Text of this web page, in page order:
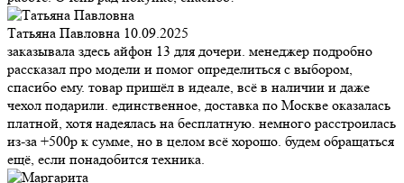
Татьяна Павловна 10.09.2025
заказывала здесь айфон 13 для дочери. менеджер подробно
рассказал про модели и помог определиться с выбором,
спасибо ему. товар пришёл в идеале, всё в наличии и даже
чехол подарили. единственное, доставка по Москве оказалась
платной, хотя надеялась на бесплатную. немного расстроилась
из-за +500р к сумме, но в целом всё хорошо. будем обращаться
ещё, если понадобится техника.